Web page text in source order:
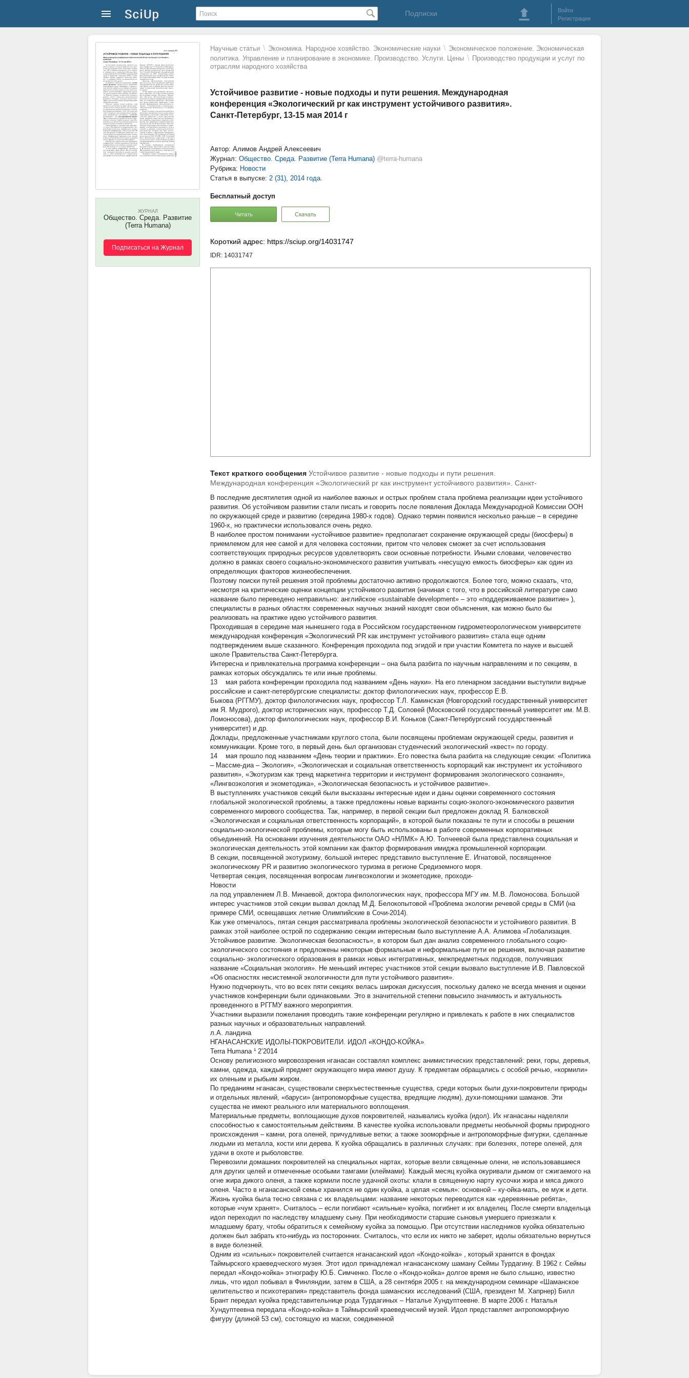
Подписки
Войти
Регистрация
Научные статьи \ Экономика. Народное хозяйство. Экономические науки \ Экономическое положение. Экономическая
политика. Управление и планирование в экономике. Производство. Услуги. Цены \ Производство продукции и услуг по
отраслям народного хозяйства
Устойчивое развитие - новые подходы и пути решения. Международная
конференция «Экологический pr как инструмент устойчивого развития».
Санкт-Петербург, 13-15 мая 2014 г
ЖУРНАЛ
Общество. Среда. Развитие
(Terra Humana)
Подписаться на Журнал
Автор: Алимов Андрей Алексеевич
Журнал: Общество. Среда. Развитие (Terra Humana) @terra-humana
Рубрика: Новости
Статья в выпуске: 2 (31), 2014 года.
Бесплатный доступ
Читать Скачать
Короткий адрес: https://sciup.org/14031747
IDR: 14031747
Текст краткого сообщения Устойчивое развитие - новые подходы и пути решения.
Международная конференция «Экологический pr как инструмент устойчивого развития». Санкт-
В последние десятилетия одной из наиболее важных и острых проблем стала проблема реализации идеи устойчивого
развития. Об устойчивом развитии стали писать и говорить после появления Доклада Международной Комиссии ООН
по окружающей среде и развитию (середина 1980-х годов). Однако термин появился несколько раньше – в середине
1960-х, но практически использовался очень редко.
В наиболее простом понимании «устойчивое развитие» предполагает сохранение окружающей среды (биосферы) в
приемлемом для нее самой и для человека состоянии, притом что человек сможет за счет использования
соответствующих природных ресурсов удовлетворять свои основные потребности. Иными словами, человечество
должно в рамках своего социально-экономического развития учитывать «несущую емкость биосферы» как один из
определяющих факторов жизнеобеспечения.
Поэтому поиски путей решения этой проблемы достаточно активно продолжаются. Более того, можно сказать, что,
несмотря на критические оценки концепции устойчивого развития (начиная с того, что в российской литературе само
название было переведено неправильно: английское «sustainable development» – это «поддерживаемое развитие» ),
специалисты в разных областях современных научных знаний находят свои объяснения, как можно было бы
реализовать на практике идею устойчивого развития.
Проходившая в середине мая нынешнего года в Российском государственном гидрометеорологическом университете
международная конференция «Экологический PR как инструмент устойчивого развития» стала еще одним
подтверждением выше сказанного. Конференция проходила под эгидой и при участии Комитета по науке и высшей
школе Правительства Санкт-Петербурга.
Интересна и привлекательна программа конференции – она была разбита по научным направлениям и по секциям, в
рамках которых обсуждались те или иные проблемы.
13 мая работа конференции проходила под названием «День науки». На его пленарном заседании выступили видные
российские и санкт-петербургские специалисты: доктор филологических наук, профессор Е.В.
Быкова (РГГМУ), доктор филологических наук, профессор Т.Л. Каминская (Новгородский государственный университет
им Я. Мудрого), доктор исторических наук, профессор Т.Д. Соловей (Московский государственный университет им. М.В.
Ломоносова), доктор филологических наук, профессор В.И. Коньков (Санкт-Петербургский государственный
университет) и др.
Доклады, предложенные участниками круглого стола, были посвящены проблемам окружающей среды, развития и
коммуникации. Кроме того, в первый день был организован студенческий экологический «квест» по городу.
14 мая прошло под названием «День теории и практики». Его повестка была разбита на следующие секции: «Политика
– Массме-диа – Экология», «Экологическая и социальная ответственность корпораций как инструмент их устойчивого
развития», «Экотуризм как тренд маркетинга территории и инструмент формирования экологического сознания»,
«Лингвоэкология и экометодика», «Экологическая безопасность и устойчивое развитие».
В выступлениях участников секций были высказаны интересные идеи и даны оценки современного состояния
глобальной экологической проблемы, а также предложены новые варианты социо-эколого-экономического развития
современного мирового сообщества. Так, например, в первой секции был предложен доклад Я. Балковской
«Экологическая и социальная ответственность корпораций», в которой были показаны те пути и способы в решении
социально-экологической проблемы, которые могу быть использованы в работе современных корпоративных
объединений. На основании изучения деятельности ОАО «НЛМК» А.Ю. Толчеевой была представлена социальная и
экологическая деятельность этой компании как фактор формирования имиджа промышленной корпорации.
В секции, посвященной экотуризму, большой интерес представило выступление Е. Игнатовой, посвященное
экологическому PR и развитию экологического туризма в регионе Средиземного моря.
Четвертая секция, посвященная вопросам лингвоэкологии и экометодике, проходи-
Новости
ла под управлением Л.В. Минаевой, доктора филологических наук, профессора МГУ им. М.В. Ломоносова. Большой
интерес участников этой секции вызвал доклад М.Д. Белокопытовой «Проблема экологии речевой среды в СМИ (на
примере СМИ, освещавших летние Олимпийские в Сочи-2014).
Как уже отмечалось, пятая секция рассматривала проблемы экологической безопасности и устойчивого развития. В
рамках этой наиболее острой по содержанию секции интересным было выступление А.А. Алимова «Глобализация.
Устойчивое развитие. Экологическая безопасность», в котором был дан анализ современного глобального социо-
экологического состояния и предложены некоторые формальные и неформальные пути ее решения, включая развитие
социально- экологического образования в рамках новых интегративных, межпредметных подходов, получивших
название «Социальная экология». Не меньший интерес участников этой секции вызвало выступление И.В. Павловской
«Об опасностях несистемной экологичности для пути устойчивого развития».
Нужно подчеркнуть, что во всех пяти секциях велась широкая дискуссия, поскольку далеко не всегда мнения и оценки
участников конференции были одинаковыми. Это в значительной степени повысило значимость и актуальность
проведенного в РГГМУ важного мероприятия.
Участники выразили пожелания проводить такие конференции регулярно и привлекать к работе в них специалистов
разных научных и образовательных направлений.
л.А. ландина
НГАНАСАНСКИЕ ИДОЛЫ-ПОКРОВИТЕЛИ. ИДОЛ «КОНДО-КОЙКА»
Terra Humana ¹ 2’2014
Основу религиозного мировоззрения нганасан составлял комплекс анимистических представлений: реки, горы, деревья,
камни, одежда, каждый предмет окружающего мира имеют душу. К предметам обращались с особой речью, «кормили»
их оленьим и рыбьим жиром.
По преданиям нганасан, существовали сверхъестественные существа, среди которых были духи-покровители природы
и отдельных явлений, «баруси» (антропоморфные существа, вредящие людям), духи-помощники шаманов. Эти
существа не имеют реального или материального воплощения.
Материальные предметы, воплощающие духов покровителей, назывались куойка (идол). Их нганасаны наделяли
способностью к самостоятельным действиям. В качестве куойка использовали предметы необычной формы природного
происхождения – камни, рога оленей, причудливые ветки; а также зооморфные и антропоморфные фигурки, сделанные
людьми из металла, кости или дерева. К куойка обращались в различных случаях: при болезнях, потере оленей, для
удачи в охоте и рыболовстве.
Перевозили домашних покровителей на специальных нартах, которые везли священные олени, не использовавшиеся
для других целей и отмеченные особыми тамгами (клеймами). Каждый месяц куойка окуривали дымом от сжигаемого на
огне жира дикого оленя, а также кормили после удачной охоты: клали в священную нарту кусочки жира и мяса дикого
оленя. Часто в нганасанской семье хранился не один куойка, а целая «семья»: основной – ку-ойка-мать, ее муж и дети.
Жизнь куойка была тесно связана с их владельцами: название некоторых переводится как «деревянные ребята»,
которые «чум хранят». Считалось – если погибают «сильные» куойка, погибнет и их владелец. После смерти владельца
идол переходил по наследству младшему сыну. При необходимости старшие сыновья умершего приезжали к
младшему брату, чтобы обратиться к семейному куойка за помощью. При отсутствии наследников куойка обязательно
должен был забрать кто-нибудь из посторонних. Считалось, что если их никто не заберет, идолы обязательно вернуться
в виде болезней.
Одним из «сильных» покровителей считается нганасанский идол «Кондо-койка» , который хранится в фондах
Таймырского краеведческого музея. Этот идол принадлежал нганасанскому шаману Сеймы Турдагину. В 1962 г. Сеймы
передал «Кондо-койка» этнографу Ю.Б. Симченко. После о «Кондо-койка» долгое время не было слышно, известно
лишь, что идол побывал в Финляндии, затем в США, а 28 сентября 2005 г. на международном семинаре «Шаманское
целительство и психотерапия» представитель фонда шаманских исследований (США, президент М. Хапрнер) Билл
Брант передал куойка представительнице рода Турдагиных – Наталье Хундуптеевне. В марте 2006 г. Наталья
Хундуптеевна передала «Кондо-койка» в Таймырский краеведческий музей. Идол представляет антропоморфную
фигуру (длиной 53 см), состоящую из маски, соединенной